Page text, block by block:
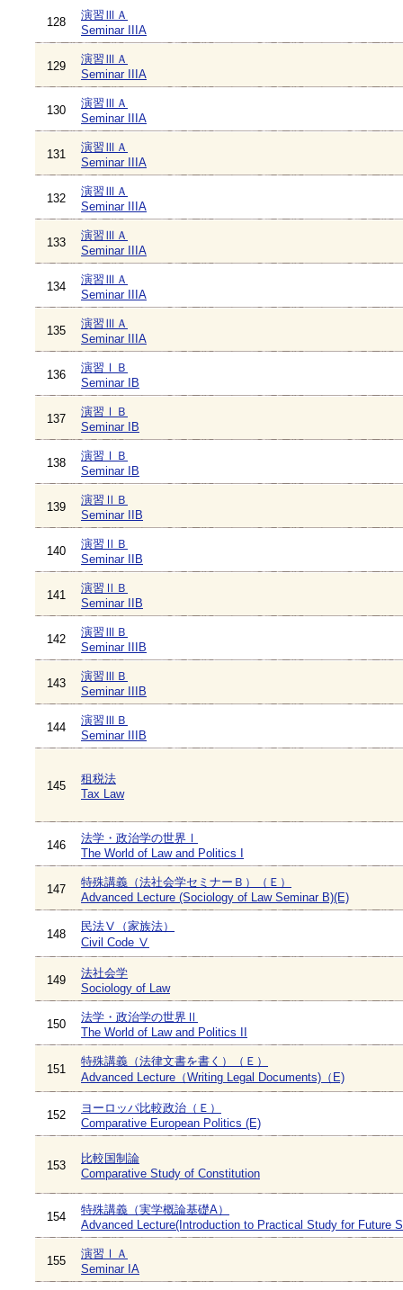
128
演習ⅢＡ
Seminar IIIA
129
演習ⅢＡ
Seminar IIIA
130
演習ⅢＡ
Seminar IIIA
131
演習ⅢＡ
Seminar IIIA
132
演習ⅢＡ
Seminar IIIA
133
演習ⅢＡ
Seminar IIIA
134
演習ⅢＡ
Seminar IIIA
135
演習ⅢＡ
Seminar IIIA
136
演習ⅠＢ
Seminar IB
137
演習ⅠＢ
Seminar IB
138
演習ⅠＢ
Seminar IB
139
演習ⅡＢ
Seminar IIB
140
演習ⅡＢ
Seminar IIB
141
演習ⅡＢ
Seminar IIB
142
演習ⅢＢ
Seminar IIIB
143
演習ⅢＢ
Seminar IIIB
144
演習ⅢＢ
Seminar IIIB
145
租税法
Tax Law
146
法学・政治学の世界Ⅰ
The World of Law and Politics I
147
特殊講義（法社会学セミナーＢ）（Ｅ）
Advanced Lecture (Sociology of Law Seminar B)(E)
148
民法Ⅴ（家族法）
Civil Code Ⅴ
149
法社会学
Sociology of Law
150
法学・政治学の世界Ⅱ
The World of Law and Politics II
151
特殊講義（法律文書を書く）（Ｅ）
Advanced Lecture（Writing Legal Documents)（E)
152
ヨーロッパ比較政治（Ｅ）
Comparative European Politics (E)
153
比較国制論
Comparative Study of Constitution
154
特殊講義（実学概論基礎A）
Advanced Lecture(Introduction to Practical Study for Future
155
演習ⅠＡ
Seminar IA